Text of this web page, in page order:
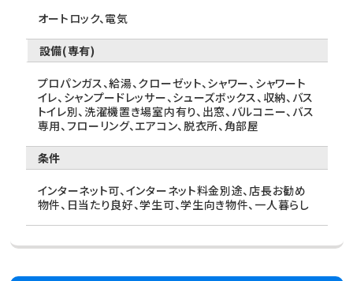
オートロック、電気
設備(専有)
プロパンガス、給湯、クローゼット、シャワー、シャワート
イレ、シャンプードレッサー、シューズボックス、収納、バス
トイレ別、洗濯機置き場室内有り、出窓、バルコニー、バス
専用、フローリング、エアコン、脱衣所、角部屋
条件
インターネット可、インターネット料金別途、店長お勧め
物件、日当たり良好、学生可、学生向き物件、一人暮らし